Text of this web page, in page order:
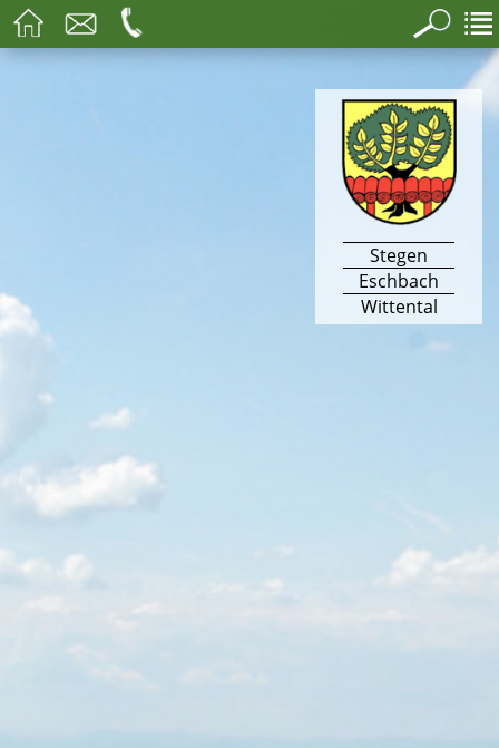
Stegen
Eschbach
Wittental